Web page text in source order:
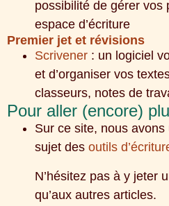
possibilité de gérer vos
espace d’écriture
Premier jet et révisions
Scrivener : un logiciel
et d’organiser vos
classeurs, notes de
Pour aller (encore)
Sur ce site, nous
sujet des outils
N’hésitez pas à y jeter
qu’aux autres articles.